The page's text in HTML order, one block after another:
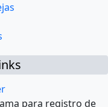
para registro de